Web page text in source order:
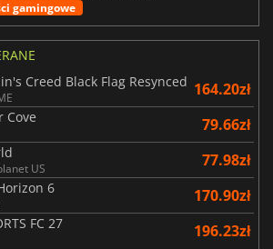
gamingowe
Creed Black Flag Resynced 164.20zł
Cove 79.66zł
US 77.98zł
6 170.90zł
FC 27 196.23zł